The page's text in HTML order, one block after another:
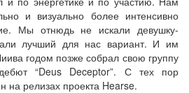
и визуально более интенсивно
Мы отнюдь не искали девушку-
лучший для нас вариант. И им
годом позже собрал свою группу
“Deus Deceptor”. С тех пор
на релизах проекта Hearse.